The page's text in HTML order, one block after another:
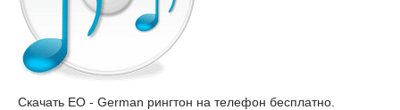
Скачать EO - German рингтон на телефон бесплатно.